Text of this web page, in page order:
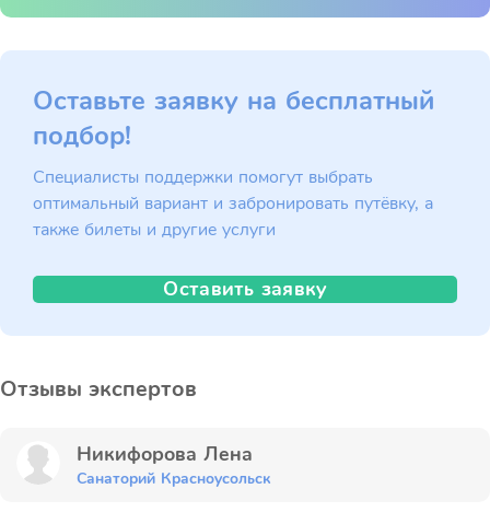
Оставьте заявку на бесплатный
подбор!
Специалисты поддержки помогут выбрать
оптимальный вариант и забронировать путёвку, а
также билеты и другие услуги
Оставить заявку
Отзывы экспертов
Никифорова Лена
Санаторий Красноусольск